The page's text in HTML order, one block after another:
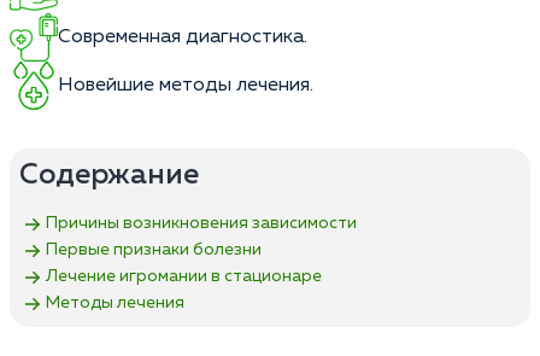
Современная диагностика.
Новейшие методы лечения.
Содержание
Причины возникновения зависимости
Первые признаки болезни
Лечение игромании в стационаре
Методы лечения